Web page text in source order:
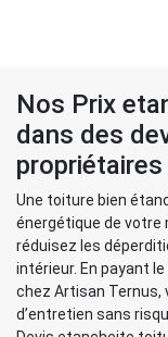
Nos Prix
dans des
propriétaires
Une toiture bien
énergétique de votre
réduisez les
intérieur. En payant
chez Artisan Ternus,
d’entretien sans